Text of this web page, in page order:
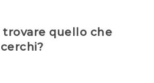
trovare quello che
cerchi?